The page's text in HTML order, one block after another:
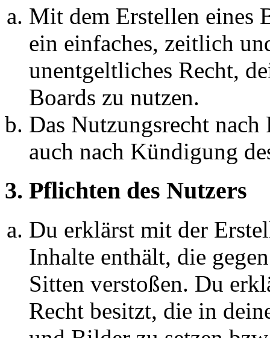
Mit dem Erstellen eines
ein einfaches, zeitlich
unentgeltliches Recht,
Boards zu nutzen.
Das Nutzungsrecht
auch nach Kündigung
3. Pflichten des Nutzers
Du erklärst mit der
Inhalte enthält, die
Sitten verstoßen. Du
Recht besitzt, die in